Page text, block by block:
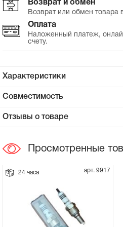
Сцепное устройство, шплинт
Прокладки на мотоблок
Глушитель на мотоблок
Элементы управления, тросики
Возврат и обмен
Возврат или обмен товара
Оплата
Наложенный платеж,
счету.
Характеристики
Совместимость
Отзывы о товаре
Просмотренные
24 часа арт. 9917